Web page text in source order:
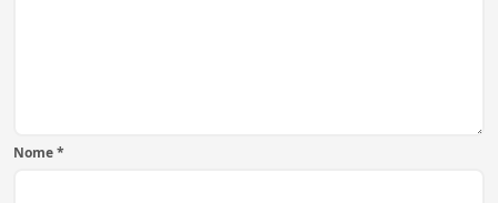
Nome*